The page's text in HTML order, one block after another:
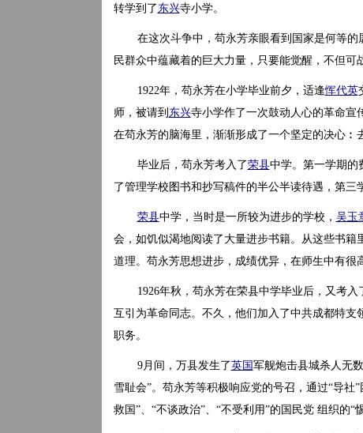
转学到了 东兴寺小学。
在这次斗争中，苟永芳亲眼看到国家是何等
民群众中蕴藏着的巨大力量，只要能觉醒，不但可
1922年，苟永芳在小学毕业前夕，适逢恽代英
师，被请到 东兴寺小学作了一次鼓动人心的革命宣
在苟永芳的脑海里，渐渐形成了一个坚定的决心︰
毕业后，苟永芳考入了荣县中学。第一学期的
了管理学校图书和抄写稿件的半公半读待遇，第三
荣县中学，当时是一所较为进步的学校， 吴玉
会，如饥似渴地阅读了大量进步书籍。从这些书
道理。苟永芳思想进步，成绩优异，在师生中有很
1926年秋，苟永芳在荣县中学毕业后，又考
互引为革命同志。不久，他们加入了中共成都特
职务。
9月间，万县发生了英国 军舰炮击县城杀人无
雪耻会”。苟永芳等积极响应党的号召，通过“导社
救国”、“不谈政治”、“不受利用”的国民党 组织的“